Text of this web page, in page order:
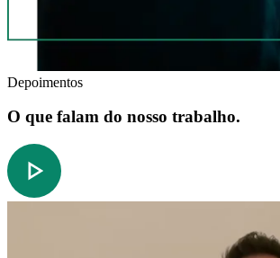
Depoimentos
O que falam do nosso trabalho.